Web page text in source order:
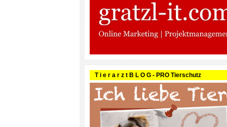
T i e r a r z t B L O G - PRO Tierschutz